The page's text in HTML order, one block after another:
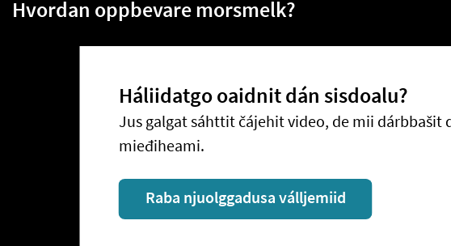
Hvordan oppbevare morsmelk?
Háliidatgo oaidnit dán sisdoalu?
Jus galgat sáhttit čájehit video, de mii dárbbašit
mieđiheami.
Raba njuolggadusa válljemiid